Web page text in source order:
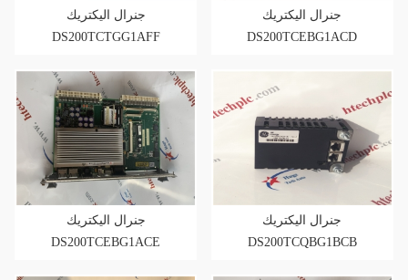
جنرال اليكتريك
DS200TCTGG1AFF
جنرال اليكتريك
DS200TCEBG1ACD
جنرال اليكتريك
DS200TCEBG1ACE
جنرال اليكتريك
DS200TCQBG1BCB